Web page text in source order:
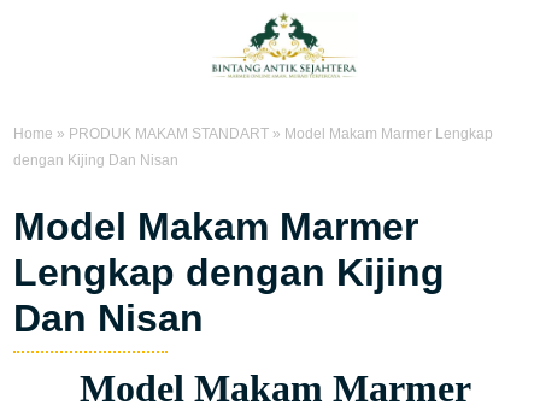
Home » PRODUK MAKAM STANDART » Model Makam Marmer Lengkap
dengan Kijing Dan Nisan
Model Makam Marmer
Lengkap dengan Kijing
Dan Nisan
Model Makam Marmer